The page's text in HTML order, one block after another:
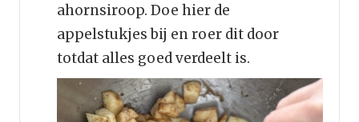
ahornsiroop. Doe hier de
appelstukjes bij en roer dit door
totdat alles goed verdeelt is.